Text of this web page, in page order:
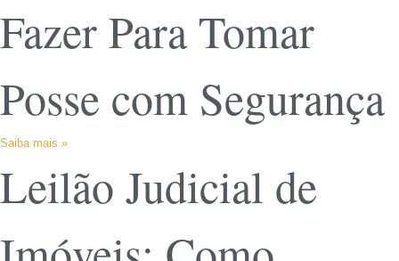
Fazer Para Tomar
Posse com Segurança
Saiba mais »
Leilão Judicial de